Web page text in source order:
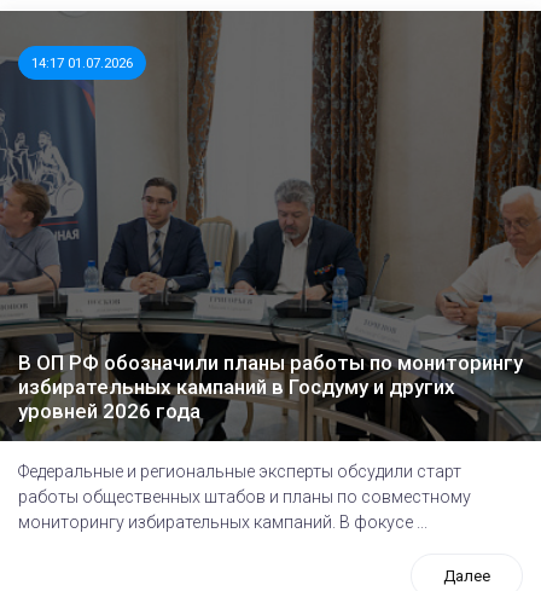
14:17 01.07.2026
В ОП РФ обозначили планы работы по мониторингу
избирательных кампаний в Госдуму и других
уровней 2026 года
Федеральные и региональные эксперты обсудили старт
работы общественных штабов и планы по совместному
мониторингу избирательных кампаний. В фокусе ...
Далее